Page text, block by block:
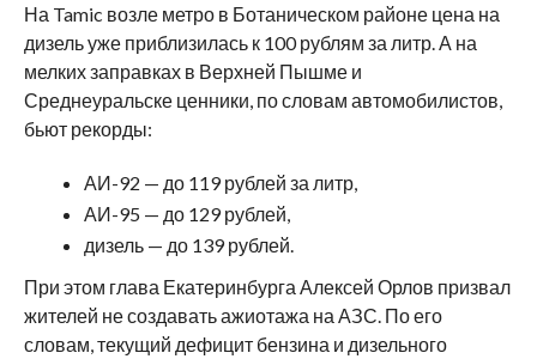
На Tamic возле метро в Ботаническом районе цена на
дизель уже приблизилась к 100 рублям за литр. А на
мелких заправках в Верхней Пышме и
Среднеуральске ценники, по словам автомобилистов,
бьют рекорды:
АИ-92 — до 119 рублей за литр,
АИ-95 — до 129 рублей,
дизель — до 139 рублей.
При этом глава Екатеринбурга Алексей Орлов призвал
жителей не создавать ажиотажа на АЗС. По его
словам, текущий дефицит бензина и дизельного